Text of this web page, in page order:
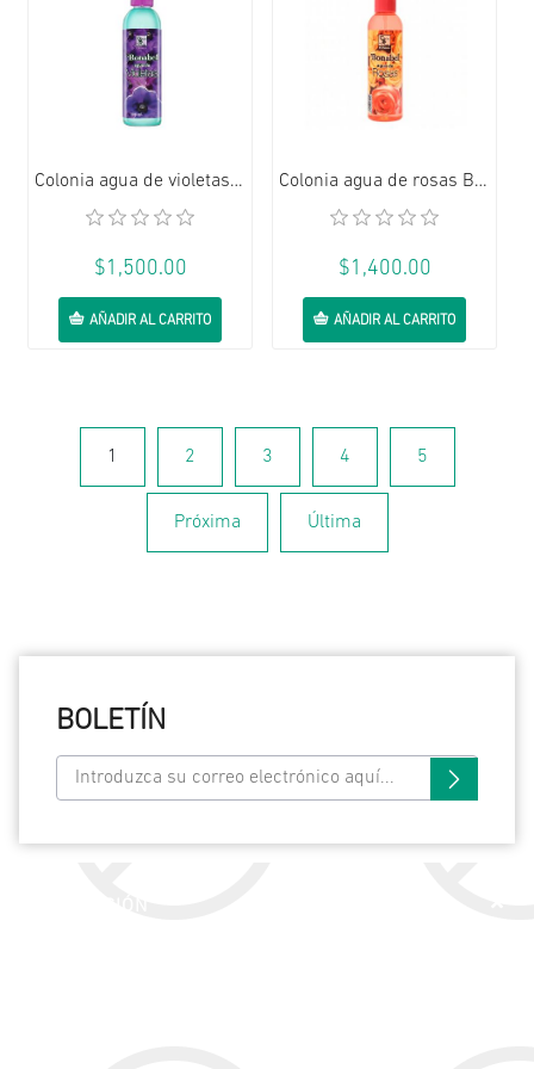
Colonia agua de violetas Bonabel S&C (300 ml / 10.1 oz)
$1,500.00
AÑADIR AL CARRITO
Colonia agua de rosas Bonabel Suchel Camacho (300 ml)
$1,400.00
AÑADIR AL CARRITO
1 2 3 4 5
Próxima Última
BOLETÍN